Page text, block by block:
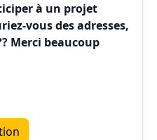
à un projet
vous des adresses,
Merci beaucoup